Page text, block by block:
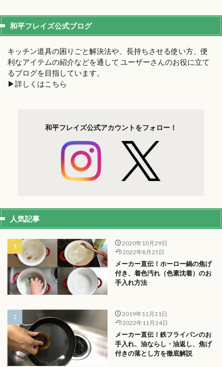
和平フレイズ公式ブログ
キッチン道具の困りごと解決法や、長持ちさせる使い方、便
利なアイテムの紹介などを通して ユーザーさんのお役に立て
るブログを目指しています。
▶︎詳しくはこちら
和平フレイズ公式アカウントをフォロー！
人気記事
2020年10月29日
2022年8月25日
メーカー直伝！ホーロー鍋の焦げ
付き、着色汚れ（色素沈着）のお
手入れ方法
2019年11月21日
2022年11月24日
メーカー直伝！鉄フライパンのお
手入れ、油ならし・油返し、焦げ
付きの落とし方を徹底解説